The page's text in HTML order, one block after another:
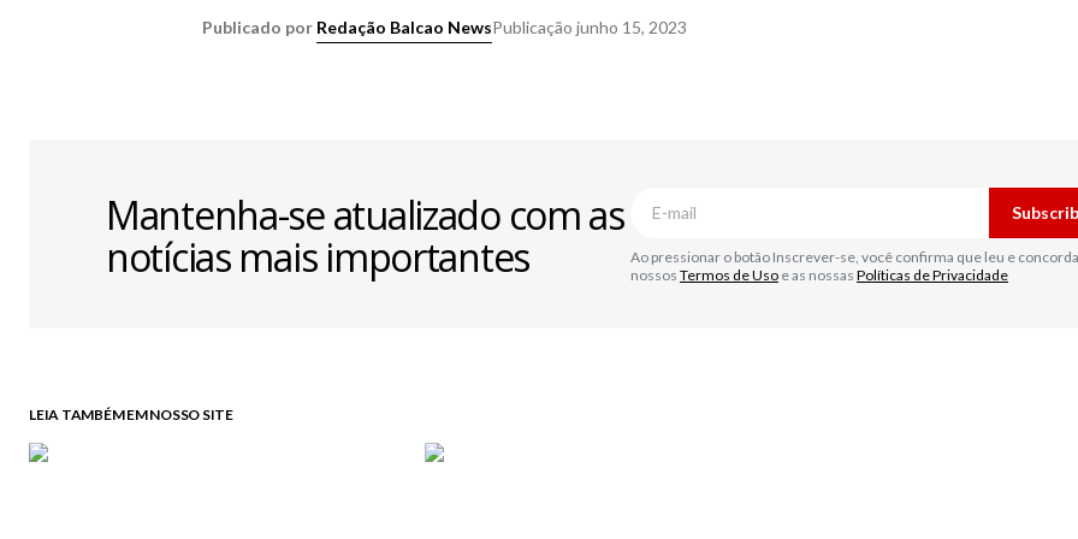
Publicado por Redação Balcao NewsPublicação junho 15, 2023
Mantenha-se atualizado com as
notícias mais importantes
Ao pressionar o botão Inscrever-se, você confirma que leu e
nossos Termos de Uso e as nossas Políticas de Privacidade
LEIA TAMBÉM EM NOSSO SITE